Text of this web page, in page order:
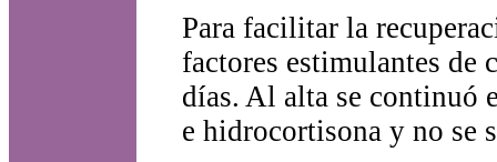
Para facilitar la
factores estimulantes de
días. Al alta se continuó
e hidrocortisona y no se